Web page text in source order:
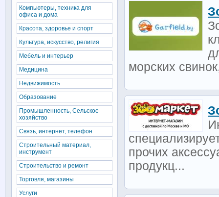
морских
прочих
продукц...
Компьютеры, техника для
офиса и дома
Красота, здоровье и спорт
Культура, искусство, религия
Мебель и интерьер
Медицина
Недвижимость
Образование
Промышленность, Сельское
хозяйство
Связь, интернет, телефон
Строительный материал,
инструмент
Строительство и ремонт
Торговля, магазины
Услуги